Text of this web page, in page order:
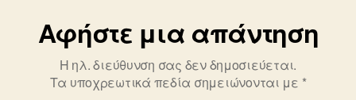
Αφήστε μια απάντηση
Η ηλ. διεύθυνση σας δεν δημοσιεύεται.
Τα υποχρεωτικά πεδία σημειώνονται με *